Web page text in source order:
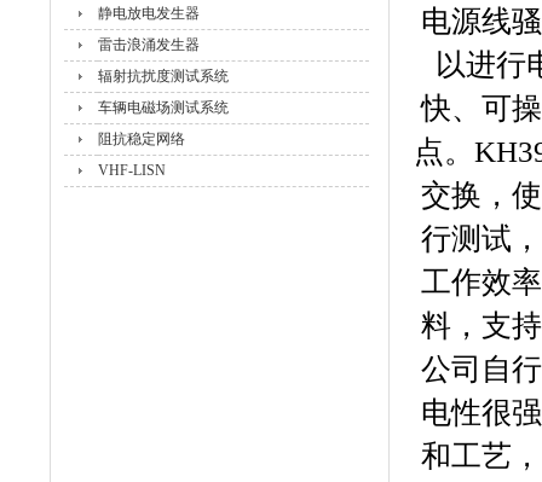
静电放电发生器
雷击浪涌发生器
辐射抗扰度测试系统
车辆电磁场测试系统
阻抗稳定网络
VHF-LISN
电源线
以进行
快、可
点。
交换，
行测试
工作效
料，支
公司自
电性很
和工艺